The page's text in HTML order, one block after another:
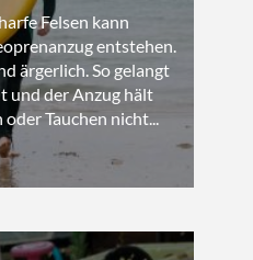
Felsen kann
entstehen.
ärgerlich. So gelangt
und der Anzug hält
Tauchen nicht...